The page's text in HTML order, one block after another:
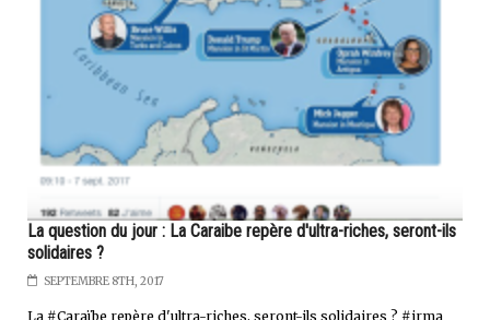
La question du jour : La Caraibe repère d'ultra-riches, seront-ils
solidaires ?
SEPTEMBRE 8TH, 2017
La #Caraïbe repère d'ultra-riches, seront-ils solidaires ? #irma